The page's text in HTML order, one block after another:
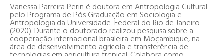
Vanessa Parreira Perin é doutora em Antropologia Cultural
pelo Programa de Pós Graduação em Sociologia e
Antropologia da Universidade Federal do Rio de Janeiro
(2020). Durante o doutorado realizou pesquisa sobre a
cooperação internacional brasileira em Moçambique, na
área de desenvolvimento agrícola e transferência de